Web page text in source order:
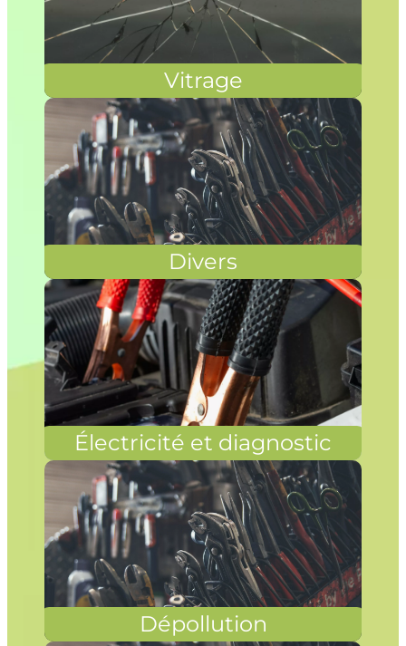
Vitrage
Divers
Électricité et diagnostic
Dépollution